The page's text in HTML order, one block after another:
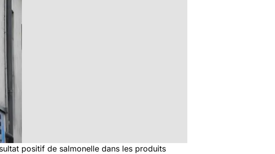
positif de salmonelle dans les produits